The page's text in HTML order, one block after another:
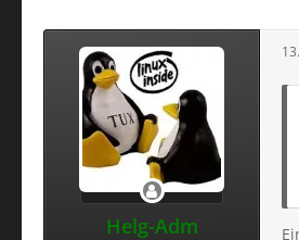
Helg-Adm